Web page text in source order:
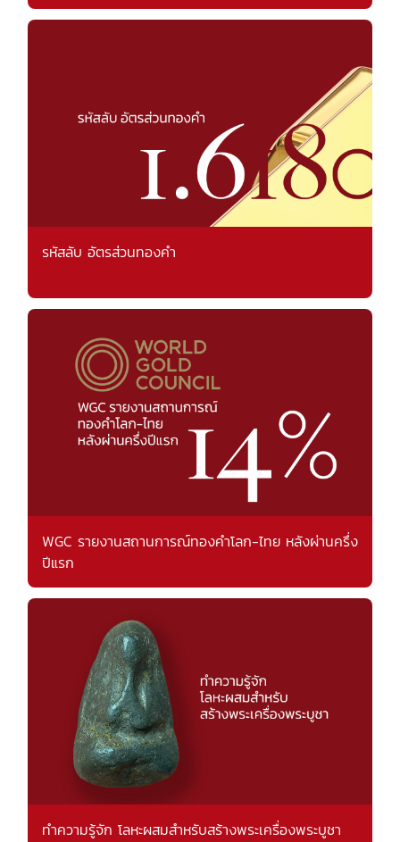
รหัสลับ อัตรส่วนทองคำ
WGC รายงานสถานการณ์ทองคำโลก-ไทย หลังผ่านครึ่ง
ปีแรก
ทำความรู้จัก โลหะผสมสำหรับสร้างพระเครื่องพระบูชา